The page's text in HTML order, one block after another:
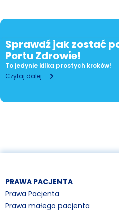
Sprawdź jak zostać
Portu Zdrowie!
To jedynie kilka prostych kroków!
Czytaj dalej
PRAWA PACJENTA
Prawa Pacjenta
Prawa małego pacjenta